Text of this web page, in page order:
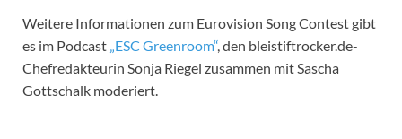
Weitere Informationen zum Eurovision Song Contest gibt
es im Podcast „ESC Greenroom“, den bleistiftrocker.de-
Chefredakteurin Sonja Riegel zusammen mit Sascha
Gottschalk moderiert.